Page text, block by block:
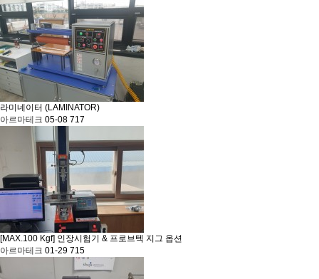
라미네이터 (LAMINATOR)
아르마테크 05-08 717
[MAX.100 Kgf] 인장시험기 & 프로브텍 지그 옵션
아르마테크 01-29 715